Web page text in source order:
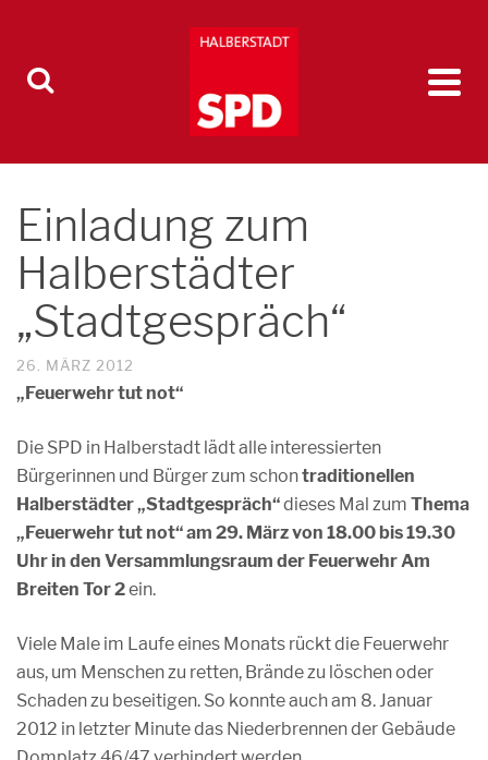
Einladung zum
Halberstädter
„Stadtgespräch“
26. MÄRZ 2012
„Feuerwehr tut not“
Die SPD in Halberstadt lädt alle interessierten
Bürgerinnen und Bürger zum schontraditionellen
Halberstädter„Stadtgespräch“dieses Mal zum Thema
„Feuerwehr tut not“ am 29. März von 18.00 bis 19.30
Uhr in den Versammlungsraum der Feuerwehr Am
Breiten Tor 2ein.
Viele Male im Laufe eines Monats rückt die Feuerwehr
aus, um Menschen zu retten, Brände zu löschen oder
Schaden zu beseitigen. So konnte auch am 8. Januar
2012 in letzter Minute das Niederbrennen der Gebäude